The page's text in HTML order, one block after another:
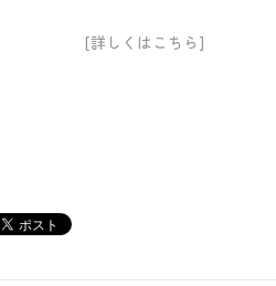
[詳しくはこちら]